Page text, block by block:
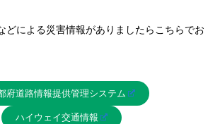
どによる災害情報がありましたらこちらでお
府道路情報提供管理システム
ハイウェイ交通情報